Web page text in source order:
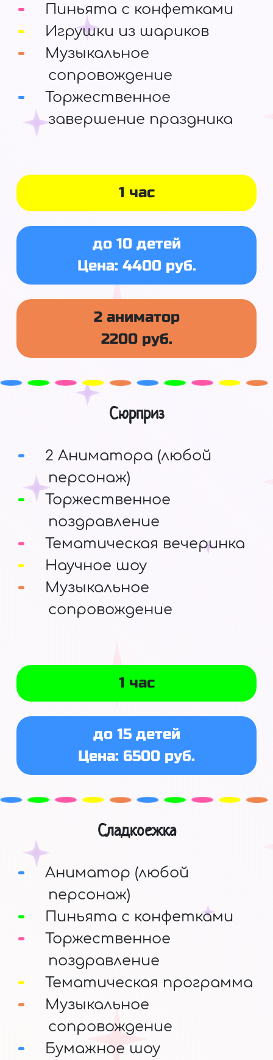
1 час
до 10 детей
Цена: 4400 руб.
2 аниматор
2200 руб.
Пиньята с конфетками
Игрушки из шариков
Музыкальное
сопровождение
Торжественное
завершение праздника
Сюрприз
2 Аниматора (любой
персонаж)
Торжественное
поздравление
Тематическая вечеринка
Научное шоу
Музыкальное
сопровождение
1 час
до 15 детей
Цена: 6500 руб.
Сладкоежка
Аниматор (любой
персонаж)
Пиньята с конфетками
Торжественное
поздравление
Тематическая программа
Музыкальное
сопровождение
Бумажное шоу